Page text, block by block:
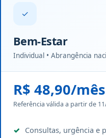
✓
Bem-Estar
Individual • Abrangência
R$ 48,90/mês
Referência válida a partir de
Consultas, urgência e